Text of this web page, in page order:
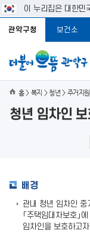
이 누리집은 대한민
관악구청 보건소
홈 복지 청년 주거지원
청년 임차인 보
배경
관내 청년 임차인 중
「주택임대차보호」
임차인을 보호하고